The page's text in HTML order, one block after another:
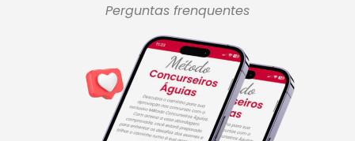
Perguntas frenquentes